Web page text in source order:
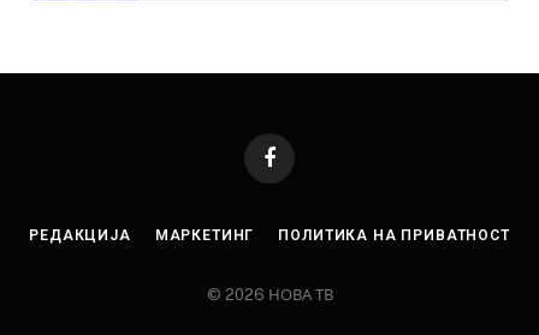
Facebook
РЕДАКЦИЈА МАРКЕТИНГ ПОЛИТИКА НА ПРИВАТНОСТ
© 2026 НОВА ТВ